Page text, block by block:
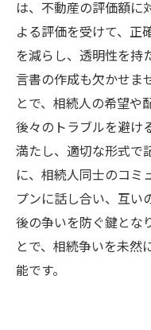
は、不動産の評価額に
よる評価を受けて、正
を減らし、透明性を持
言書の作成も欠かせま
とで、相続人の希望や
後々のトラブルを避け
満たし、適切な形式で
に、相続人同士のコミ
プンに話し合い、互い
後の争いを防ぐ鍵とな
とで、相続争いを未然
能です。